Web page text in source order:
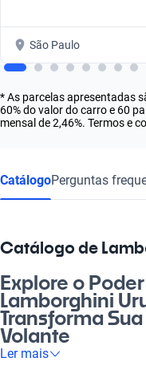
São Paulo
* As parcelas apresentadas
60% do valor do carro e 60
mensal de 2,46%. Termos e
CatálogoPerguntas
Catálogo de
Explore o
Lamborghini
Transforma
Volante
Ler mais